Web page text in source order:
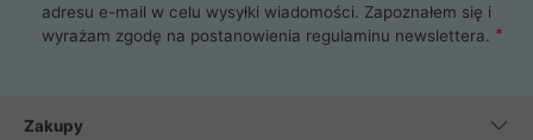
adresu e-mail w celu wysyłki wiadomości. Zapoznałem się i
wyrażam zgodę na postanowienia regulaminu newslettera.
Zakupy